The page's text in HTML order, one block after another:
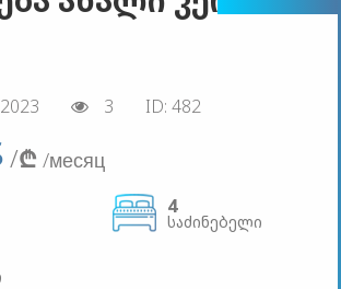
3 ID: 482
/₾ /месяц
4
საძინებელი